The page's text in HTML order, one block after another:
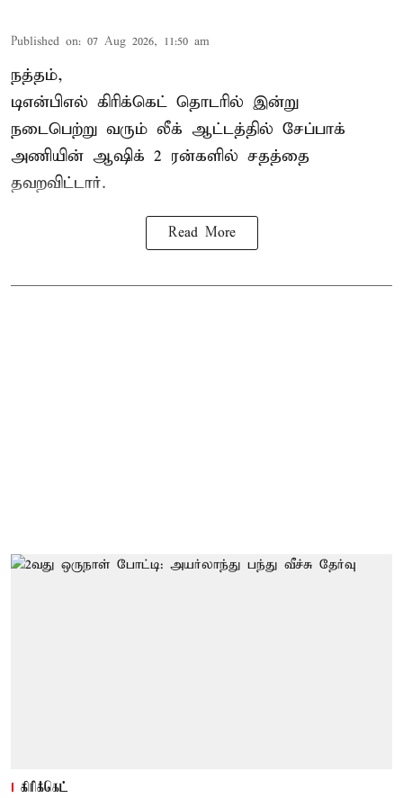
Published on: 07 Aug 2026, 11:50 am
நத்தம்,
டிஎன்பிஎல் கிரிக்கெட் தொடரில் இன்று
நடைபெற்று வரும் லீக் ஆட்டத்தில் சேப்பாக்
அணியின் ஆஷிக் 2 ரன்களில் சதத்தை
தவறவிட்டார்.
Read More
கிரிக்கெட்